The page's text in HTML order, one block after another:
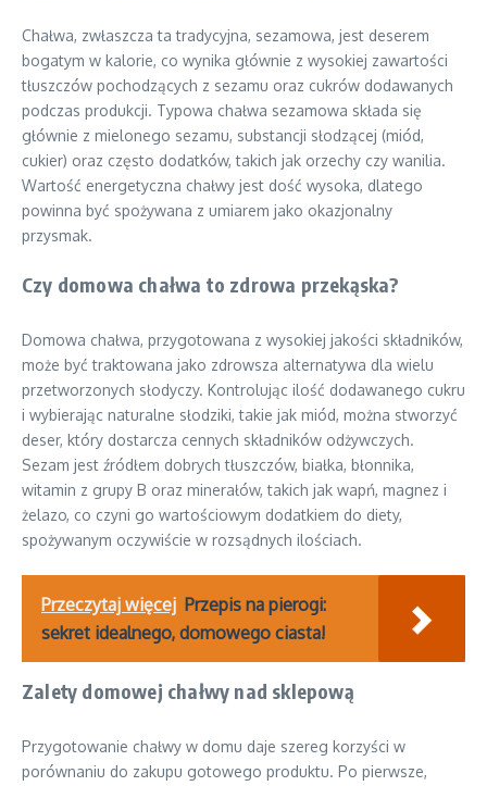
Chałwa, zwłaszcza ta tradycyjna, sezamowa, jest deserem
bogatym w kalorie, co wynika głównie z wysokiej zawartości
tłuszczów pochodzących z sezamu oraz cukrów dodawanych
podczas produkcji. Typowa chałwa sezamowa składa się
głównie z mielonego sezamu, substancji słodzącej (miód,
cukier) oraz często dodatków, takich jak orzechy czy wanilia.
Wartość energetyczna chałwy jest dość wysoka, dlatego
powinna być spożywana z umiarem jako okazjonalny
przysmak.
Czy domowa chałwa to zdrowa przekąska?
Domowa chałwa, przygotowana z wysokiej jakości składników,
może być traktowana jako zdrowsza alternatywa dla wielu
przetworzonych słodyczy. Kontrolując ilość dodawanego cukru
i wybierając naturalne słodziki, takie jak miód, można stworzyć
deser, który dostarcza cennych składników odżywczych.
Sezam jest źródłem dobrych tłuszczów, białka, błonnika,
witamin z grupy B oraz minerałów, takich jak wapń, magnez i
żelazo, co czyni go wartościowym dodatkiem do diety,
spożywanym oczywiście w rozsądnych ilościach.
Przeczytaj więcej Przepis na pierogi:
sekret idealnego, domowego ciasta!
Zalety domowej chałwy nad sklepową
Przygotowanie chałwy w domu daje szereg korzyści w
porównaniu do zakupu gotowego produktu. Po pierwsze,